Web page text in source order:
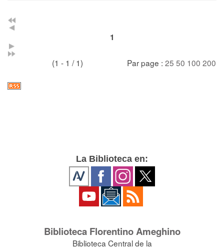
1
(1 - 1 / 1) Par page : 25 50 100 200
La Biblioteca en:
Biblioteca Florentino Ameghino
Biblioteca Central de la